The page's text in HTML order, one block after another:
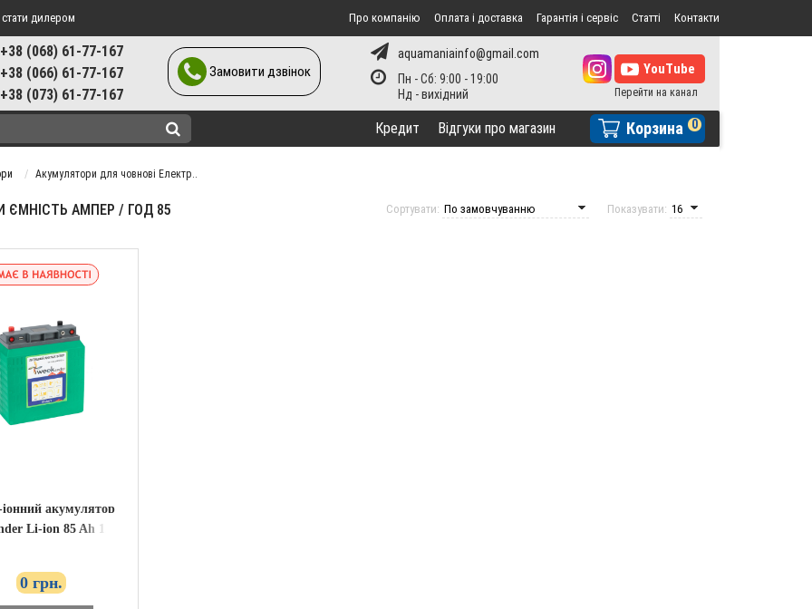
дилером Про компанію Оплата і доставка Гарантія і сервіс Статті Контакти
+38 (068) 61-77-167
+38 (066) 61-77-167
+38 (073) 61-77-167
Замовити дзвінок
aquamaniainfo@gmail.com
Пн - Сб: 9:00 - 19:00
Корзина 0
Кредит Відгуки про магазин
Акумулятори для човнові Електр..
АМПЕР / ГОД 85 Показувати:
Сортувати:
іонний акумулятор
Li-ion 85 Ah 12V
0 грн.